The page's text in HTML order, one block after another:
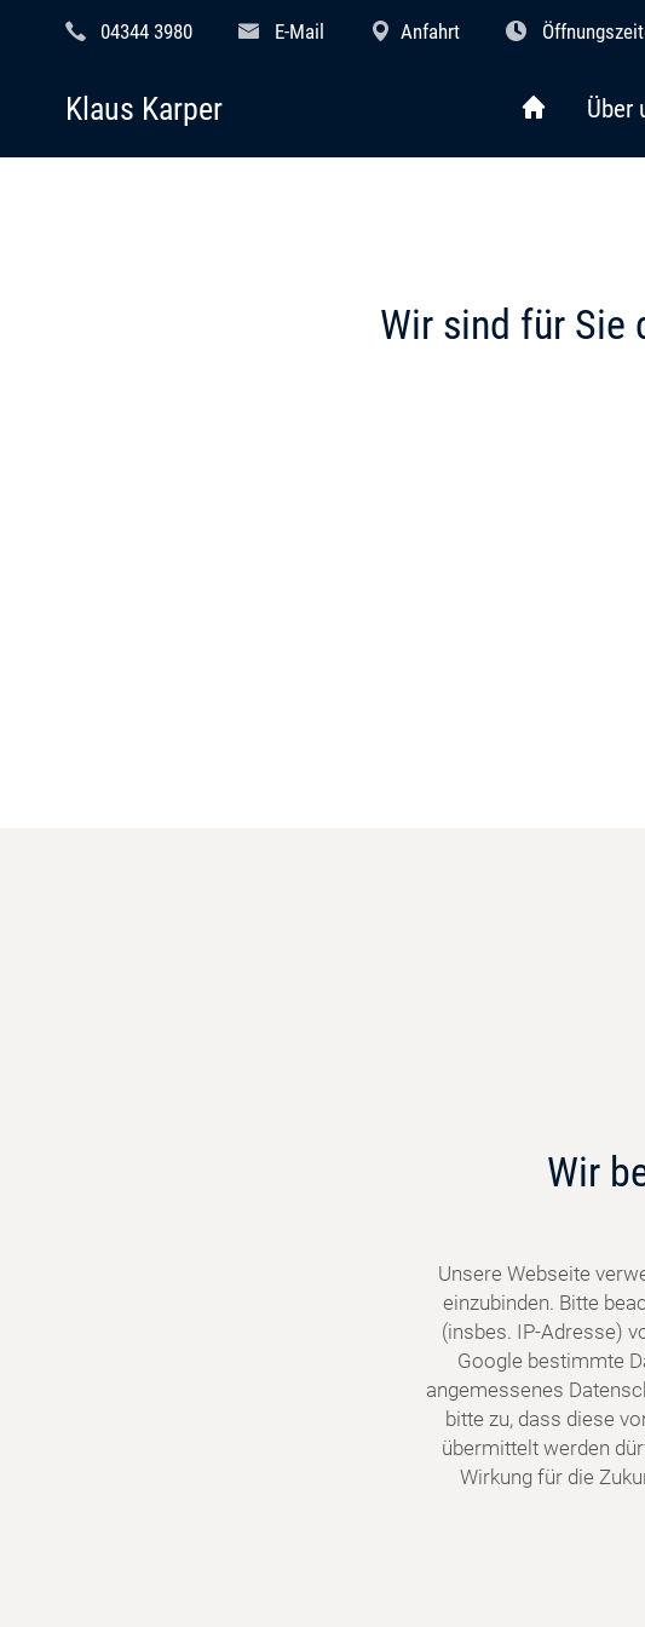
04344 3980 E-Mail Anfahrt
Über
Klaus Karper
Wir sind für Sie
Wir
Unsere Webseite
einzubinden. Bitte
(insbes. IP-Adresse)
Google bestimmte
angemessenes
bitte zu, dass diese
übermittelt werden
Wirkung für die